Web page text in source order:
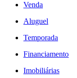
Venda
Aluguel
Temporada
Financiamento
Imobiliárias